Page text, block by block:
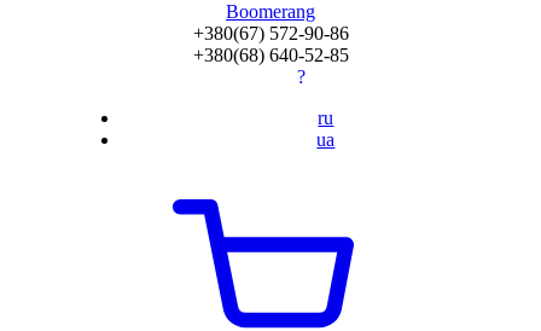
Boomerang
+380(67) 572-90-86
+380(68) 640-52-85
?
ru
ua